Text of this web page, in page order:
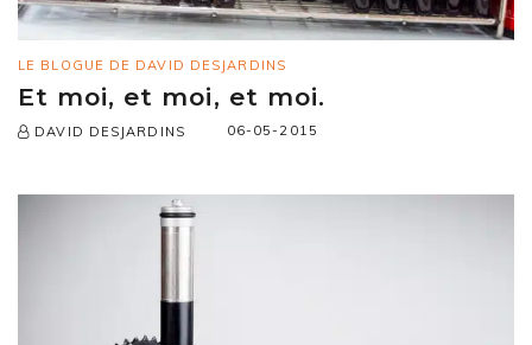
LE BLOGUE DE DAVID DESJARDINS
Et moi, et moi, et moi.
DAVID DESJARDINS 06-05-2015